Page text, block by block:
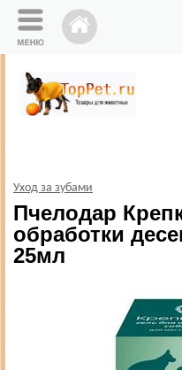
Уход за зубами
Пчелодар
обработки
25мл